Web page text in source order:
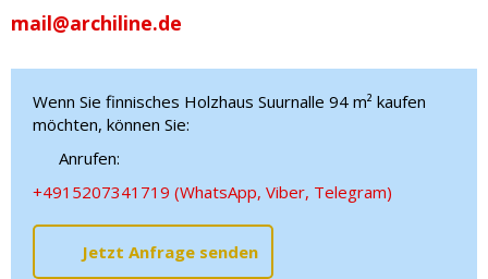
mail@archiline.de
Wenn Sie finnisches Holzhaus Suurnalle 94 m² kaufen
möchten, können Sie:
Anrufen:
+4915207341719 (WhatsApp, Viber, Telegram)
Jetzt Anfrage senden